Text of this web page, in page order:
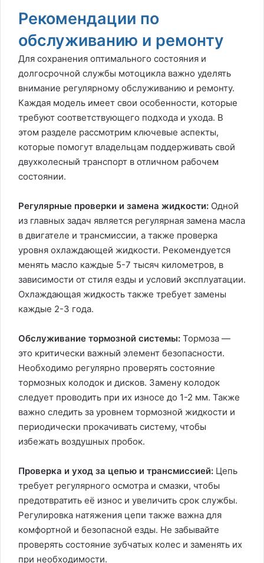
Рекомендации по
обслуживанию и ремонту
Для сохранения оптимального состояния и
долгосрочной службы мотоцикла важно уделять
внимание регулярному обслуживанию и ремонту.
Каждая модель имеет свои особенности, которые
требуют соответствующего подхода и ухода. В
этом разделе рассмотрим ключевые аспекты,
которые помогут владельцам поддерживать свой
двухколесный транспорт в отличном рабочем
состоянии.
Регулярные проверки и замена жидкости: Одной
из главных задач является регулярная замена масла
в двигателе и трансмиссии, а также проверка
уровня охлаждающей жидкости. Рекомендуется
менять масло каждые 5-7 тысяч километров, в
зависимости от стиля езды и условий эксплуатации.
Охлаждающая жидкость также требует замены
каждые 2-3 года.
Обслуживание тормозной системы: Тормоза —
это критически важный элемент безопасности.
Необходимо регулярно проверять состояние
тормозных колодок и дисков. Замену колодок
следует проводить при их износе до 1-2 мм. Также
важно следить за уровнем тормозной жидкости и
периодически прокачивать систему, чтобы
избежать воздушных пробок.
Проверка и уход за цепью и трансмиссией: Цепь
требует регулярного осмотра и смазки, чтобы
предотвратить её износ и увеличить срок службы.
Регулировка натяжения цепи также важна для
комфортной и безопасной езды. Не забывайте
проверять состояние зубчатых колес и заменять их
при необходимости.